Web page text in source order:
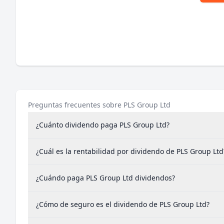
Preguntas frecuentes sobre PLS Group Ltd
¿Cuánto dividendo paga PLS Group Ltd?
¿Cuál es la rentabilidad por dividendo de PLS Group
¿Cuándo paga PLS Group Ltd dividendos?
¿Cómo de seguro es el dividendo de PLS Group Ltd?